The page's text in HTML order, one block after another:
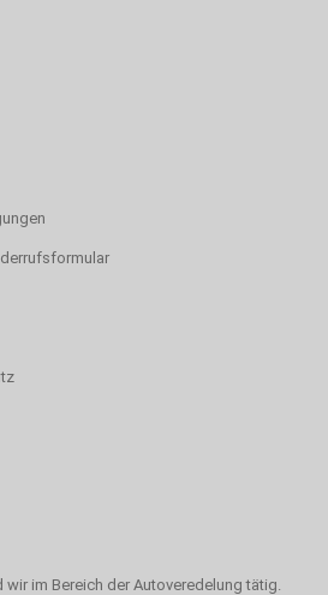
im Bereich der Autoveredelung tätig.